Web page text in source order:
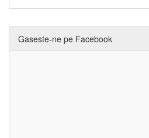
Gaseste-ne pe Facebook